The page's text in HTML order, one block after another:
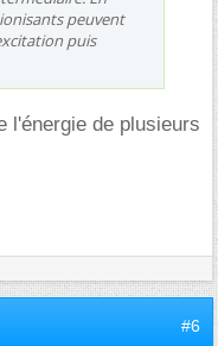
peuvent
puis
l'énergie de plusieurs
#6